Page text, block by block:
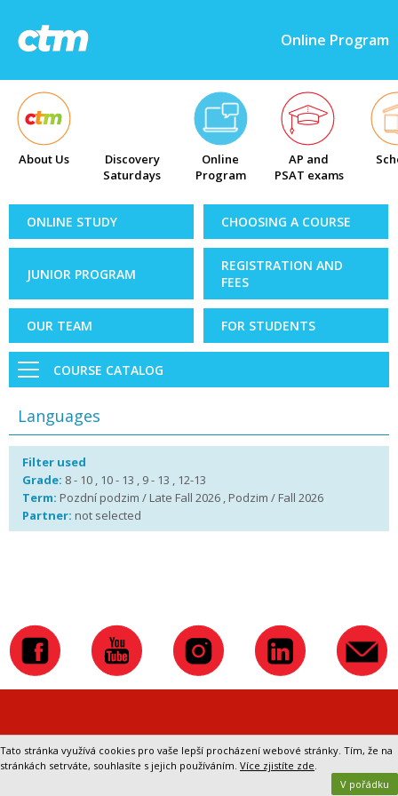
Online Program
About Us
Discovery
Saturdays
Online
Program
AP and
PSAT exams
ONLINE STUDY CHOOSING A COURSE
JUNIOR PROGRAM
REGISTRATION AND
FEES
OUR TEAM FOR STUDENTS
COURSE CATALOG
Languages
Filter used
Grade: 8 - 10 , 10 - 13 , 9 - 13 , 12-13
Term: Pozdní podzim / Late Fall 2026 , Podzim / Fall 2026
Partner: not selected
Přepnout na klasickou verzi webu
Tato stránka využívá cookies pro vaše lepší procházení webové stránky. Tím, že na
stránkách setrváte, souhlasíte s jejich používáním. Více zjistíte zde.
V pořádku